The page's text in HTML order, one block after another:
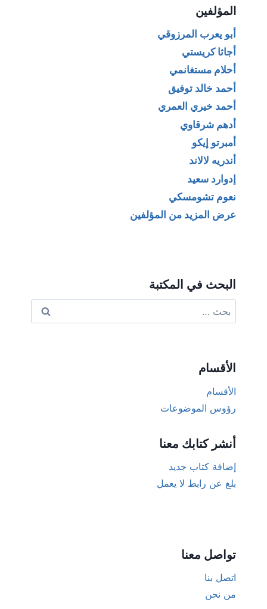
المؤلفين
أبو يعرب المرزوقي
أجاثا كريستي
أحلام مستغانمي
أحمد خالد توفيق
أحمد خيري العمري
أدهم شرقاوي
أمبرتو إيكو
أندريه لالاند
إدوارد سعيد
نعوم تشومسكي
عرض المزيد من المؤلفين
البحث في المكتبة
عن:
الأقسام
الأقسام
رؤوس الموضوعات
أنشر كتابك معنا
إضافة كتاب جديد
بلغ عن رابط لا يعمل
تواصل معنا
اتصل بنا
من نحن